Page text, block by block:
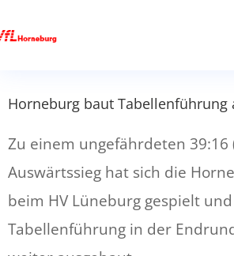
Horneburg baut Tabellenführung
Zu einem ungefährdeten 39:16
Auswärtssieg hat sich die
beim HV Lüneburg gespielt
Tabellenführung in der